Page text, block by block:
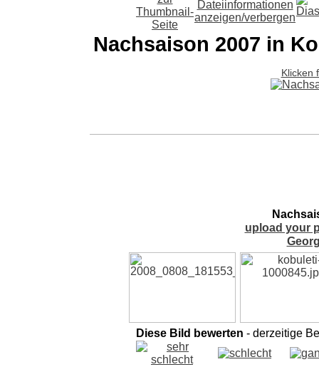
Nachsaison 2007 in
Klicken
upload your
Diese Bild bewerten - derzeitige